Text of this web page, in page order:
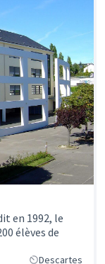
en 1992, le
élèves de
Descartes